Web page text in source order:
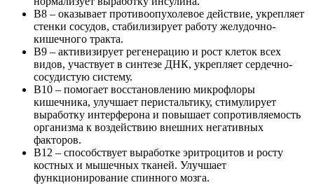
B8 – оказывает противоопухолевое действие, укрепляет
стенки сосудов, стабилизирует работу желудочно-
кишечного тракта.
B9 – активизирует регенерацию и рост клеток всех
видов, участвует в синтезе ДНК, укрепляет сердечно-
сосудистую систему.
B10 – помогает восстановлению микрофлоры
кишечника, улучшает перистальтику, стимулирует
выработку интерферона и повышает сопротивляемость
организма к воздействию внешних негативных
факторов.
B12 – способствует выработке эритроцитов и росту
костных и мышечных тканей. Улучшает
функционирование спинного мозга.